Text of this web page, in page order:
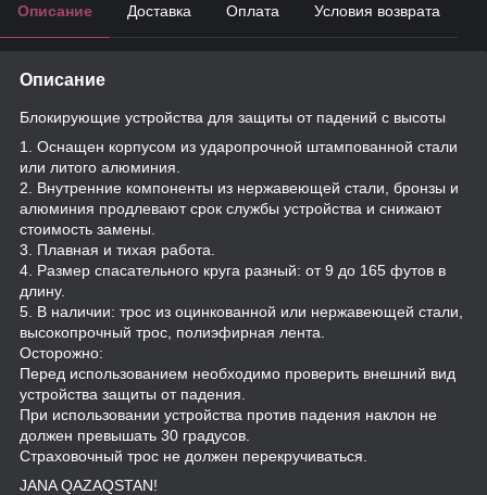
Описание Доставка Оплата Условия возврата
Описание
Блокирующие устройства для защиты от падений с высоты
1. Оснащен корпусом из ударопрочной штампованной стали
или литого алюминия.
2. Внутренние компоненты из нержавеющей стали, бронзы и
алюминия продлевают срок службы устройства и снижают
стоимость замены.
3. Плавная и тихая работа.
4. Размер спасательного круга разный: от 9 до 165 футов в
длину.
5. В наличии: трос из оцинкованной или нержавеющей стали,
высокопрочный трос, полиэфирная лента.
Осторожно:
Перед использованием необходимо проверить внешний вид
устройства защиты от падения.
При использовании устройства против падения наклон не
должен превышать 30 градусов.
Страховочный трос не должен перекручиваться.
JANA QAZAQSTAN!